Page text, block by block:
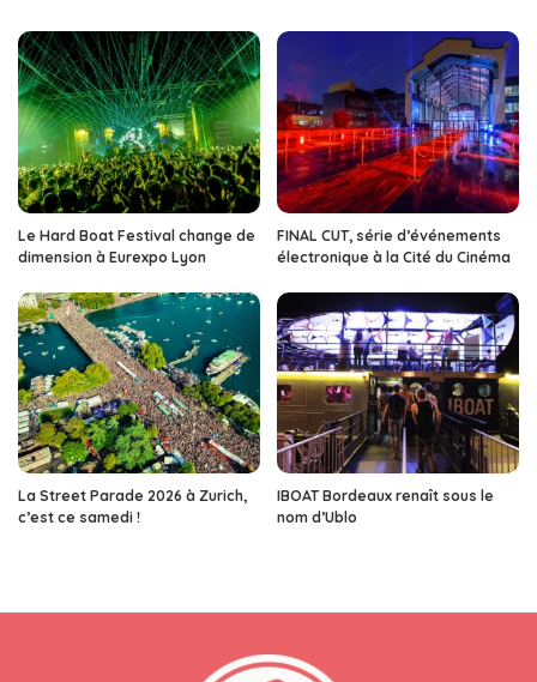
Le Hard Boat Festival change de
dimension à Eurexpo Lyon
FINAL CUT, série d’événements
électronique à la Cité du Cinéma
La Street Parade 2026 à Zurich,
c’est ce samedi !
IBOAT Bordeaux renaît sous le
nom d’Ublo